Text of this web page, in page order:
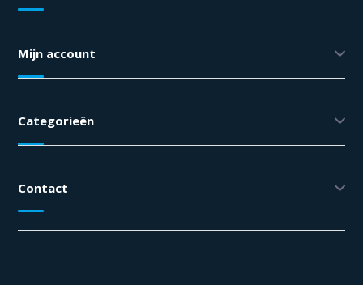
Mijn account
Categorieën
Contact